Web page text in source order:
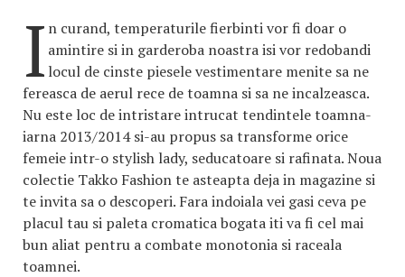
I n curand, temperaturile fierbinti vor fi doar o
amintire si in garderoba noastra isi vor redobandi
locul de cinste piesele vestimentare menite sa ne
fereasca de aerul rece de toamna si sa ne incalzeasca.
Nu este loc de intristare intrucat tendintele toamna-
iarna 2013/2014 si-au propus sa transforme orice
femeie intr-o stylish lady, seducatoare si rafinata. Noua
colectie Takko Fashion te asteapta deja in magazine si
te invita sa o descoperi. Fara indoiala vei gasi ceva pe
placul tau si paleta cromatica bogata iti va fi cel mai
bun aliat pentru a combate monotonia si raceala
toamnei.